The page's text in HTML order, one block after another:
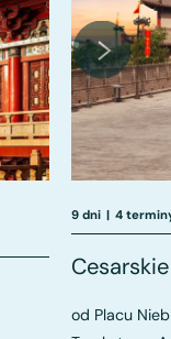
9 dni | 4
od Placu